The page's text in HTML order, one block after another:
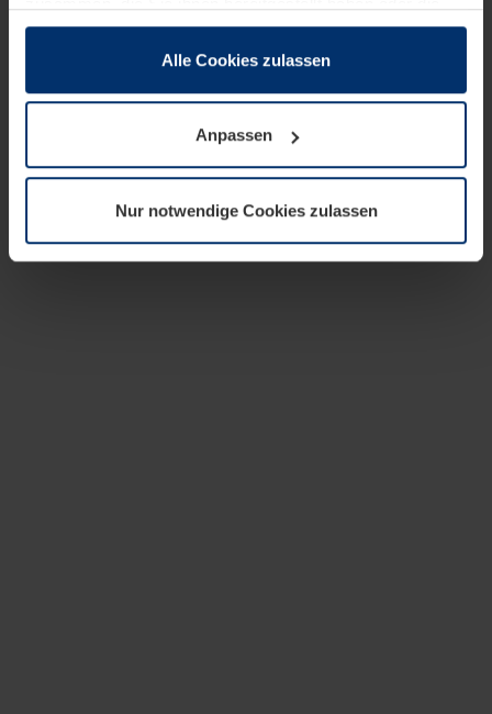
sie im Rahmen Ihrer Nutzung der Dienste gesammelt
wenn diese für den Betrieb dieser Seite unbedingt
notwendig sind. Für alle anderen Cookie-Typen benötigen
wir Ihre Erlaubnis. Ihre Einwilligung können Sie jederzeit
Datenschutzerklärungunserer Website ändern oder
widerrufen.
Alle Cookies zulassen
Anpassen
Nur notwendige Cookies zulassen